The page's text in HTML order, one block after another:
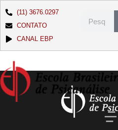
(11) 3676.0297
CONTATO
CANAL EBP